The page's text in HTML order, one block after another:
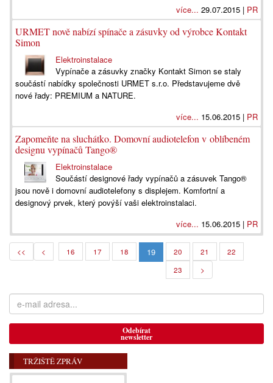
více... 29.07.2015 | PR
URMET nově nabízí spínače a zásuvky od výrobce Kontakt
Simon
Elektroinstalace
Vypínače a zásuvky značky Kontakt Simon se staly
součástí nabídky společnosti URMET s.r.o. Představujeme dvě
nové řady: PREMIUM a NATURE.
více... 15.06.2015 | PR
Zapomeňte na sluchátko. Domovní audiotelefon v oblíbeném
designu vypínačů Tango®
Elektroinstalace
Součástí designové řady vypínačů a zásuvek Tango®
jsou nově i domovní audiotelefony s displejem. Komfortní a
designový prvek, který povýší vaši elektroinstalaci.
více... 15.06.2015 | PR
<< < 16 17 18 19 20 21
22
23
>
Odebírat
newsletter
TRŽIŠTĚ ZPRÁV